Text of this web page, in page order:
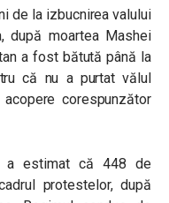
de la izbucnirea valului
după moartea Mashei
a fost bătută până la
că nu a purtat vălul
corespunzător
a estimat că 448 de
protestelor, după